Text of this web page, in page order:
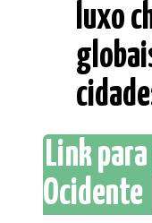
luxo
Link
Ocidente